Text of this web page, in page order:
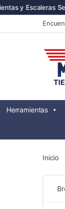
y Escaleras
to
to
Herramientas
Inicio